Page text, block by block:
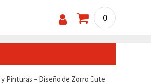
0
Pinturas – Diseño de Zorro Cute